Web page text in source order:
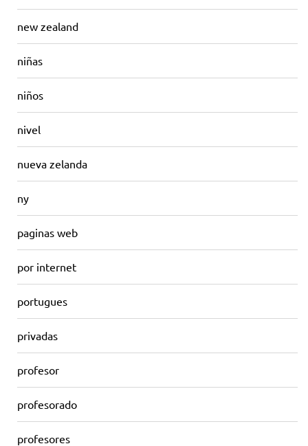
new zealand
niñas
niños
nivel
nueva zelanda
ny
paginas web
por internet
portugues
privadas
profesor
profesorado
profesores